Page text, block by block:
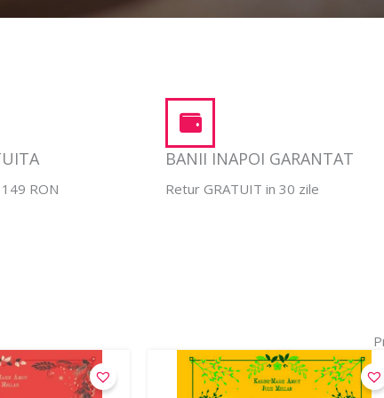
RON
BANII INAPOI GARANTAT
Retur GRATUIT in 30 zile